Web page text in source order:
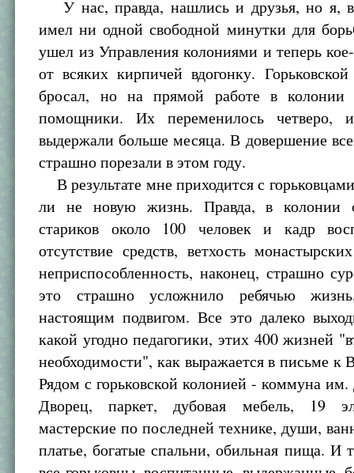
У нас, правда, нашлись и друзья, но я,
имел ни одной свободной минутки для
ушел из Управления колониями и теперь
от всяких кирпичей вдогонку.
бросал, но на прямой работе в колонии
помощники. Их переменилось
выдержали больше месяца. В довершение
страшно порезали в этом году.
В результате мне приходится с
ли не новую жизнь. Правда, в колонии
стариков около 100 человек и кадр
отсутствие средств, ветхость
неприспособленность, наконец, страшно
это страшно усложнило ребячью
настоящим подвигом. Все это далеко
какой угодно педагогики, этих 400 жизней
необходимости", как выражается в письме к
Рядом с горьковской колонией - коммуна
Дворец, паркет, дубовая мебель, 19
мастерские по последней технике, души,
платье, богатые спальни, обильная пища. И